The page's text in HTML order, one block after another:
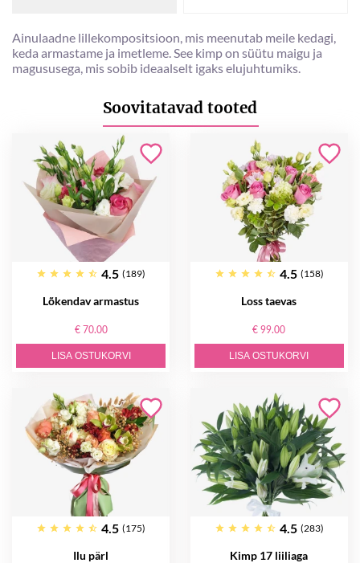
Ainulaadne lillekompositsioon, mis meenutab meile kedagi,
keda armastame ja imetleme. See kimp on süütu maigu ja
magususega, mis sobib ideaalselt igaks elujuhtumiks.
Soovitatavad tooted
4.5 (189)
Lõkendav armastus
€ 70.00
LISA OSTUKORVI
4.5 (158)
Loss taevas
€ 99.00
LISA OSTUKORVI
4.5 (175)
Ilu pärl
4.5 (283)
Kimp 17 liiliaga